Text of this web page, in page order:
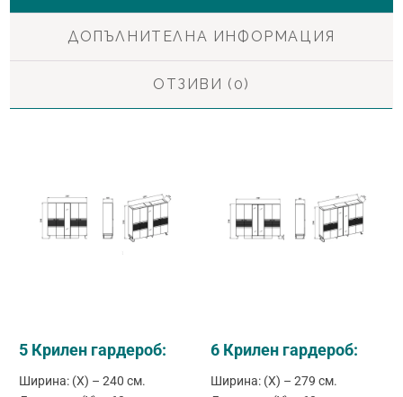
ДОПЪЛНИТЕЛНА ИНФОРМАЦИЯ
ОТЗИВИ (0)
5 Крилен гардероб:
Ширина: (X) – 240 см.
6 Крилен гардероб:
Ширина: (X) – 279 см.